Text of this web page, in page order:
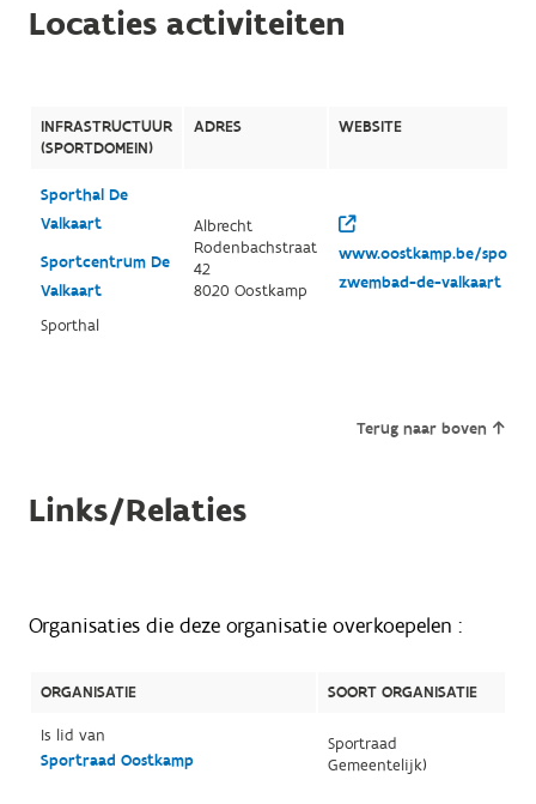
Locaties activiteiten
INFRASTRUCTUUR
(SPORTDOMEIN)
ADRES WEBSITE
Sporthal De
Valkaart
Sportcentrum De
Valkaart
Sporthal
Albrecht
Rodenbachstraat
42
8020 Oostkamp
www.oostkamp.be/
zwembad-de-valkaart
Terug naar boven
Links/Relaties
Organisaties die deze organisatie overkoepelen :
ORGANISATIE
SOORT ORGANISATIE
Is lid van
Sportraad Oostkamp
Sportraad
Gemeentelijk)